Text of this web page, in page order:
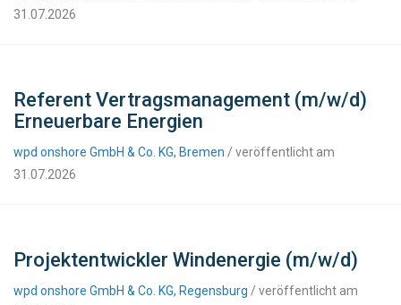
31.07.2026
Referent Vertragsmanagement (m/w/d)
Erneuerbare Energien
wpd onshore GmbH & Co. KG, Bremen / veröffentlicht am
31.07.2026
Projektentwickler Windenergie (m/w/d)
wpd onshore GmbH & Co. KG, Regensburg / veröffentlicht am